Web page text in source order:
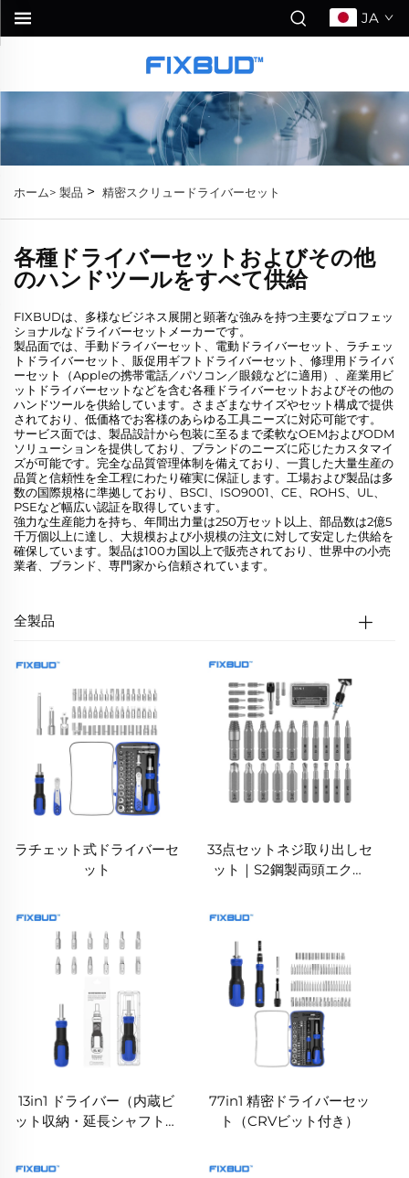
JA
ホーム> 製品 > 精密スクリュードライバーセット
各種ドライバーセットおよびその他
のハンドツールをすべて供給
FIXBUDは、多様なビジネス展開と顕著な強みを持つ主要なプロフェッ
ショナルなドライバーセットメーカーです。
製品面では、手動ドライバーセット、電動ドライバーセット、ラチェッ
トドライバーセット、販促用ギフトドライバーセット、修理用ドライバ
ーセット（Appleの携帯電話／パソコン／眼鏡などに適用）、産業用ビ
ットドライバーセットなどを含む各種ドライバーセットおよびその他の
ハンドツールを供給しています。さまざまなサイズやセット構成で提供
されており、低価格でお客様のあらゆる工具ニーズに対応可能です。
サービス面では、製品設計から包装に至るまで柔軟なOEMおよびODM
ソリューションを提供しており、ブランドのニーズに応じたカスタマイ
ズが可能です。完全な品質管理体制を備えており、一貫した大量生産の
品質と信頼性を全工程にわたり確実に保証します。工場および製品は多
数の国際規格に準拠しており、BSCI、ISO9001、CE、ROHS、UL、
PSEなど幅広い認証を取得しています。
強力な生産能力を持ち、年間出力量は250万セット以上、部品数は2億5
千万個以上に達し、大規模および小規模の注文に対して安定した供給を
確保しています。製品は100カ国以上で販売されており、世界中の小売
業者、ブランド、専門家から信頼されています。
全製品
ラチェット式ドライバーセ
ット
33点セットネジ取り出しセ
ット｜S2鋼製両頭エクス
13in1 ドライバー（内蔵ビ
ット収納・延長シャフト付
77in1 精密ドライバーセッ
ト（CRVビット付き）